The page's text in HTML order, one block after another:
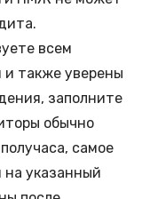
всем
также уверены
заполните
обычно
самое
на указанный